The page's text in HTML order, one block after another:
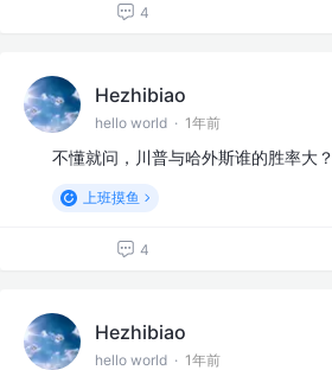
4
Hezhibiao
hello world · 1年前
不懂就问，川普与哈外斯谁的胜率大？
上班摸鱼
4
Hezhibiao
hello world · 1年前